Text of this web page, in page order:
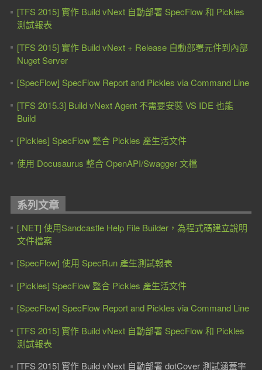
[TFS 2015] 實作 Build vNext 自動部署 SpecFlow 和 Pickles
測試報表
[TFS 2015] 實作 Build vNext + Release 自動部署元件到內部
Nuget Server
[SpecFlow] SpecFlow Report and Pickles via Command Line
[TFS 2015.3] Build vNext Agent 不需要安裝 VS IDE 也能
Build
[Pickles] SpecFlow 整合 Pickles 產生活文件
使用 Docusaurus 整合 OpenAPI/Swagger 文檔
系列文章
[.NET] 使用Sandcastle Help File Builder，為程式碼建立說明
文件檔案
[SpecFlow] 使用 SpecRun 產生測試報表
[Pickles] SpecFlow 整合 Pickles 產生活文件
[SpecFlow] SpecFlow Report and Pickles via Command Line
[TFS 2015] 實作 Build vNext 自動部署 SpecFlow 和 Pickles
測試報表
[TFS 2015] 實作 Build vNext 自動部署 dotCover 測試涵蓋率